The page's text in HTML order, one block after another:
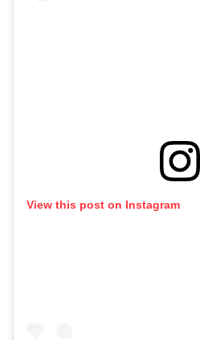
View this post on Instagram